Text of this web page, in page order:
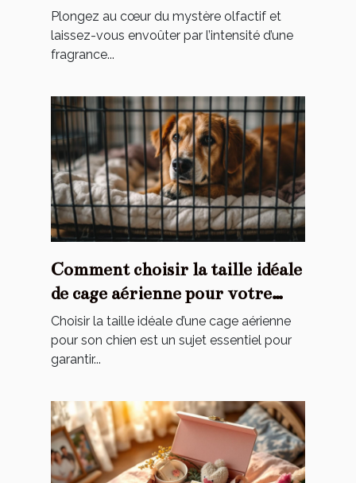
élégance éternelle
Plongez au cœur du mystère olfactif et
laissez-vous envoûter par l’intensité d’une
fragrance...
Comment choisir la taille idéale
de cage aérienne pour votre
chien ?
Choisir la taille idéale d’une cage aérienne
pour son chien est un sujet essentiel pour
garantir...